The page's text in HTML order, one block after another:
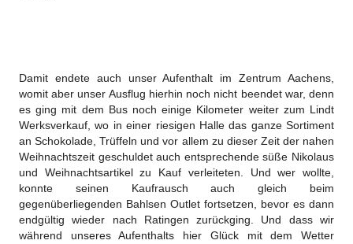
Damit endete auch unser Aufenthalt im Zentrum Aachens,
womit aber unser Ausflug hierhin noch nicht beendet war, denn
es ging mit dem Bus noch einige Kilometer weiter zum Lindt
Werksverkauf, wo in einer riesigen Halle das ganze Sortiment
an Schokolade, Trüffeln und vor allem zu dieser Zeit der nahen
Weihnachtszeit geschuldet auch entsprechende süße Nikolaus
und Weihnachtsartikel zu Kauf verleiteten. Und wer wollte,
konnte seinen Kaufrausch auch gleich beim
gegenüberliegenden Bahlsen Outlet fortsetzen, bevor es dann
endgültig wieder nach Ratingen zurückging. Und dass wir
während unseres Aufenthalts hier Glück mit dem Wetter